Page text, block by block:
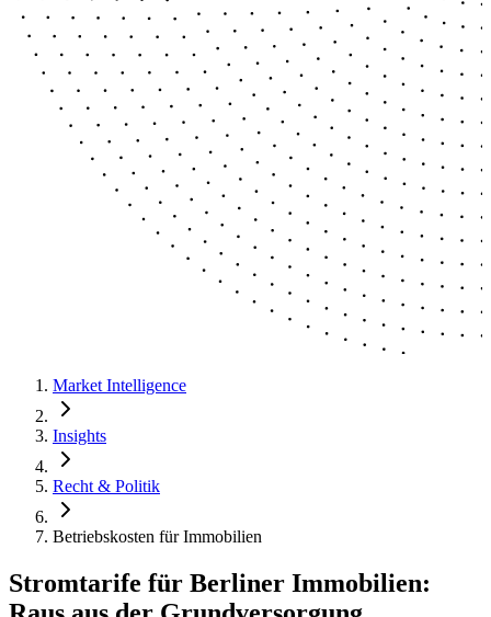
Market Intelligence
Insights
Recht & Politik
Betriebskosten für Immobilien
Stromtarife für Berliner Immobilien: